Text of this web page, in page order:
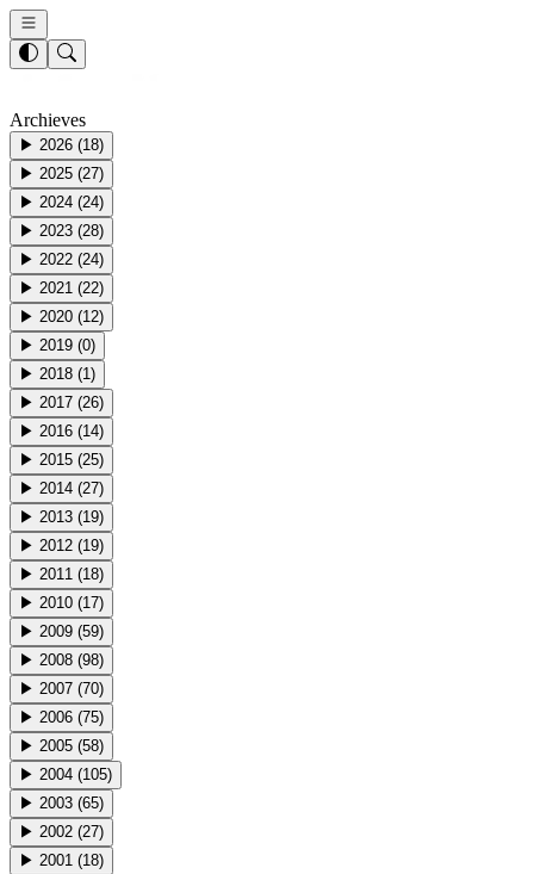
Archieves
▶ 2026 (18)
▶ 2025 (27)
▶ 2024 (24)
▶ 2023 (28)
▶ 2022 (24)
▶ 2021 (22)
▶ 2020 (12)
▶ 2019 (0)
▶ 2018 (1)
▶ 2017 (26)
▶ 2016 (14)
▶ 2015 (25)
▶ 2014 (27)
▶ 2013 (19)
▶ 2012 (19)
▶ 2011 (18)
▶ 2010 (17)
▶ 2009 (59)
▶ 2008 (98)
▶ 2007 (70)
▶ 2006 (75)
▶ 2005 (58)
▶ 2004 (105)
▶ 2003 (65)
▶ 2002 (27)
▶ 2001 (18)